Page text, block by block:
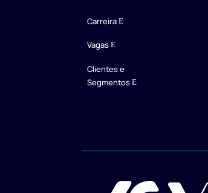
Carreira
Vagas
Clientes e
Segmentos